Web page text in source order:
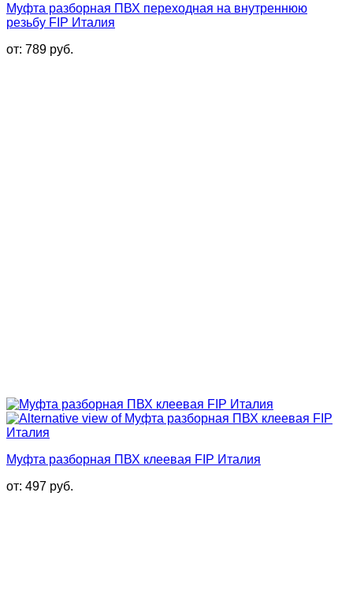
Муфта разборная ПВХ переходная на внутреннюю
резьбу FIP Италия
от: 789 руб.
Муфта разборная ПВХ клеевая FIP Италия
от: 497 руб.